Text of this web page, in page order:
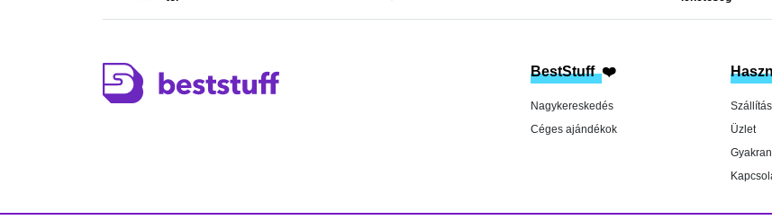
BestStuff ❤️
Nagykereskedés
Céges ajándékok
Üzlet